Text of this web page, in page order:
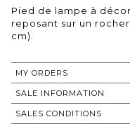
Pied de lampe à
reposant sur un rocher
cm).
MY ORDERS
SALE INFORMATION
SALES CONDITIONS